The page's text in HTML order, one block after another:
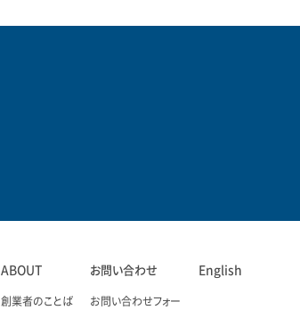
ABOUT
創業者のことば
お問い合わせ
お問い合わせフォー
English